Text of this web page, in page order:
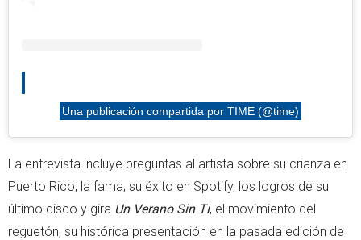
Una publicación compartida por TIME (@time)
La entrevista incluye preguntas al artista sobre su crianza en
Puerto Rico, la fama, su éxito en Spotify, los logros de su
último disco y gira Un Verano Sin Ti, el movimiento del
reguetón, su histórica presentación en la pasada edición de